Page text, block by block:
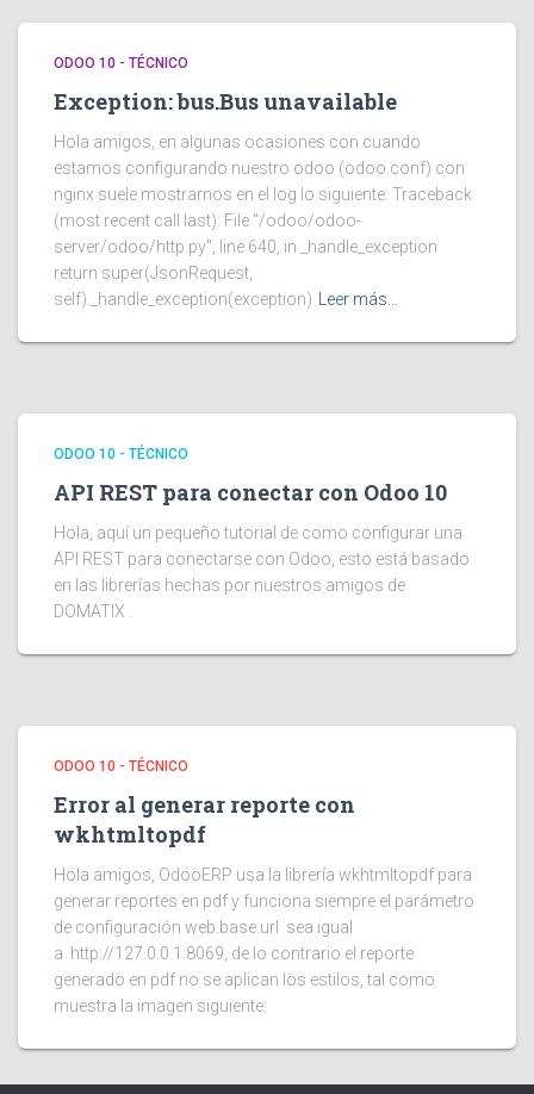
ODOO 10 - TÉCNICO
Exception: bus.Bus unavailable
Hola amigos, en algunas ocasiones con cuando
estamos configurando nuestro odoo (odoo.conf) con
nginx suele mostrarnos en el log lo siguiente: Traceback
(most recent call last): File "/odoo/odoo-
server/odoo/http.py", line 640, in _handle_exception
return super(JsonRequest,
self)._handle_exception(exception)
Leer más…
ODOO 10 - TÉCNICO
API REST para conectar con Odoo 10
Hola, aquí un pequeño tutorial de como configurar una
API REST para conectarse con Odoo, esto está basado
en las librerías hechas por nuestros amigos de
DOMATIX .
ODOO 10 - TÉCNICO
Error al generar reporte con
wkhtmltopdf
Hola amigos, OdooERP usa la librería wkhtmltopdf para
generar reportes en pdf y funciona siempre el parámetro
de configuración web.base.url sea igual
a http://127.0.0.1:8069, de lo contrario el reporte
generado en pdf no se aplican los estilos, tal como
muestra la imagen siguiente: